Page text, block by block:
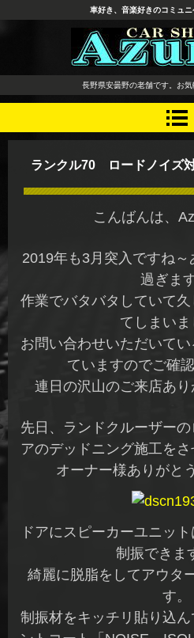
長野県 安曇野
イール デッド
ーディオ レ
車好き、音楽好きのコミュ
長野県安曇野の老舗です。お
ランクル70 ロードノイズ
こんばんは、
2019年も3月突入ですね
過ぎま
作業でバタバタしていて
てしまいま
お問い合わせいただいて
ていますのでご確
連日の沢山のご来店あ
先日、ランドクルーザー
アのデッドニング施工をさ
オーナー様ありがと
ドアにスピーカーユニッ
制振できま
綺麗に脱脂をしてアウタ
す。
制振材をキッチリ貼り込